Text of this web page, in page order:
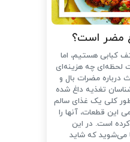
مضر است؟
کبابی هستیم، اما
لحظه‌ای چه هزینه‌ای
درباره مضرات بال و
تغذیه داغ شده
کلی یک غذای سالم
این قطعات، آنها را
است. در این
می‌شوید که شاید